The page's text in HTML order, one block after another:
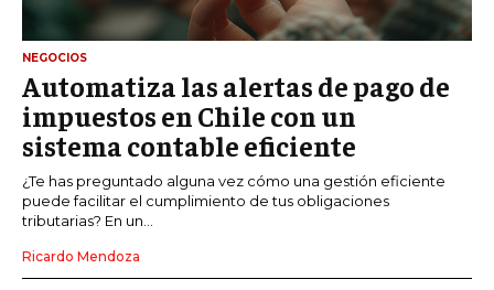
NEGOCIOS
Automatiza las alertas de pago de
impuestos en Chile con un
sistema contable eficiente
¿Te has preguntado alguna vez cómo una gestión eficiente
puede facilitar el cumplimiento de tus obligaciones
tributarias? En un...
Ricardo Mendoza